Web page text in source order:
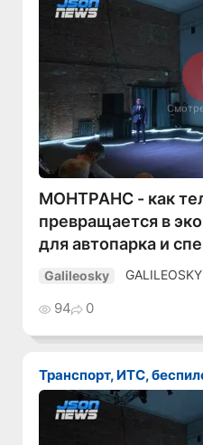
МОНТРАНС - как
превращается в
для автопарка и
Galileosky
94 0
Транспорт, ИТС,